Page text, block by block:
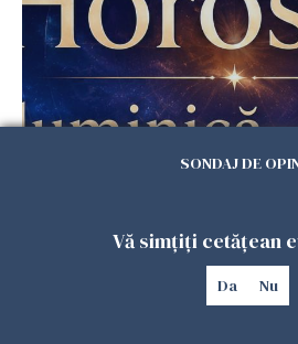
25 IULIE 2026
SONDAJ DE
Vă simțiți cetățean
Da Nu